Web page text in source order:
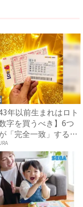
年以前生まれはロト
字を買うべき】6つ
「完全一致」する